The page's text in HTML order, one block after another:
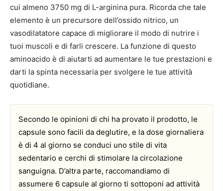
cui almeno 3750 mg di L-arginina pura. Ricorda che tale
elemento è un precursore dell’ossido nitrico, un
vasodilatatore capace di migliorare il modo di nutrire i
tuoi muscoli e di farli crescere. La funzione di questo
aminoacido è di aiutarti ad aumentare le tue prestazioni e
darti la spinta necessaria per svolgere le tue attività
quotidiane.
Secondo le opinioni di chi ha provato il prodotto, le
capsule sono facili da deglutire, e la dose giornaliera
è di 4 al giorno se conduci uno stile di vita
sedentario e cerchi di stimolare la circolazione
sanguigna. D’altra parte, raccomandiamo di
assumere 6 capsule al giorno ti sottoponi ad attività